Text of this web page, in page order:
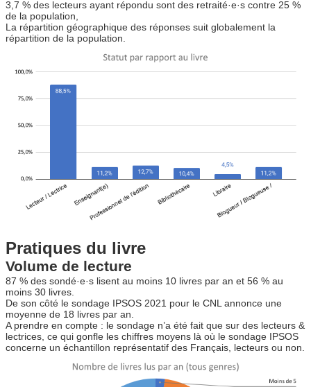
3,7 % des lecteurs ayant répondu sont des retraité·e·s contre 25 %
de la population,
La répartition géographique des réponses suit globalement la
répartition de la population.
Pratiques du livre
Volume de lecture
87 % des sondé·e·s lisent au moins 10 livres par an et 56 % au
moins 30 livres.
De son côté le sondage IPSOS 2021 pour le CNL annonce une
moyenne de 18 livres par an.
A prendre en compte : le sondage n’a été fait que sur des lecteurs &
lectrices, ce qui gonfle les chiffres moyens là où le sondage IPSOS
concerne un échantillon représentatif des Français, lecteurs ou non.